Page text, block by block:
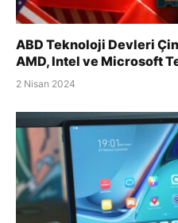
ABD Teknoloji Devleri
AMD, Intel ve Microsoft
2 Nisan 2024